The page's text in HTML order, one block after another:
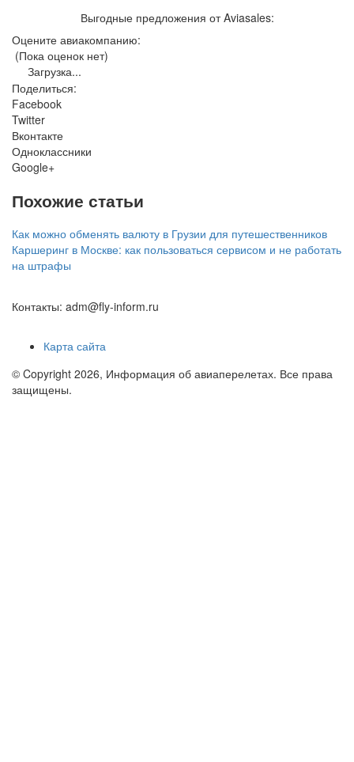
Выгодные предложения от Aviasales:
Оцените авиакомпанию:
(Пока оценок нет)
Загрузка...
Поделиться:
Facebook
Twitter
Вконтакте
Одноклассники
Google+
Похожие статьи
Как можно обменять валюту в Грузии для путешественников
Каршеринг в Москве: как пользоваться сервисом и не работать
на штрафы
Контакты: adm@fly-inform.ru
Карта сайта
© Copyright 2026, Информация об авиаперелетах. Все права
защищены.